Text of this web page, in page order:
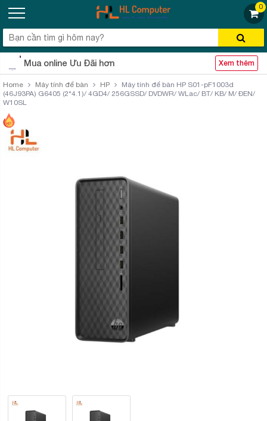
0
Mua online Ưu Đãi hơn Xem thêm
Home Máy tính để bàn HP
Máy tính để bàn HP S01-pF1003d
(46J93PA) G6405 (2*4.1)/ 4GD4/ 256GSSD/ DVDWR/ WLac/ BT/ KB/ M/ ĐEN/
W10SL